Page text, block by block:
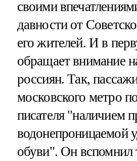
своими
давности от
его жителей. И в
обращает внимание
россиян. Так,
московского метро
писателя "наличием
водонепроницаемой
обуви". Он вспомнил